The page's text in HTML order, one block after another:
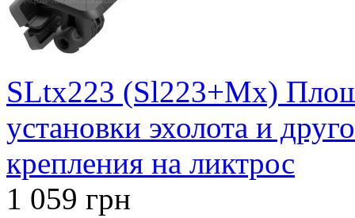
SLtx223 (Sl223+Mx)
установки эхолота и
крепления на ликтрос
1 059 грн